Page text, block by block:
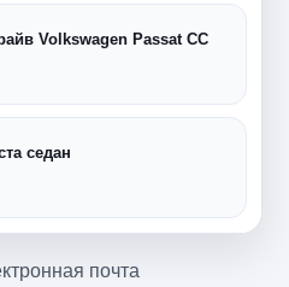
Volkswagen Passat CC
седан
почта